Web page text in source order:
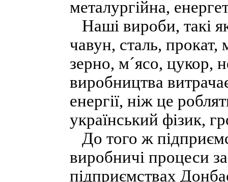
металургійна,
Наші вироби, такі
чавун, сталь,
зерно, м´ясо, цукор,
виробництва
енергії, ніж це
український фізик,
До того ж
виробничі процеси
підприємствах